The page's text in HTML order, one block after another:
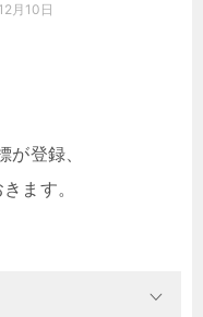
月10日
登録、
ます。